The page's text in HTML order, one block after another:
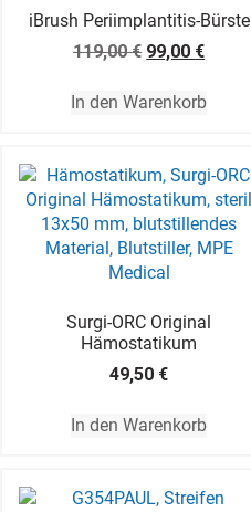
iBrush Periimplantitis-Bürste
119,00€ 99,00 €
In den Warenkorb
Surgi-ORC Original
Hämostatikum
49,50 €
In den Warenkorb